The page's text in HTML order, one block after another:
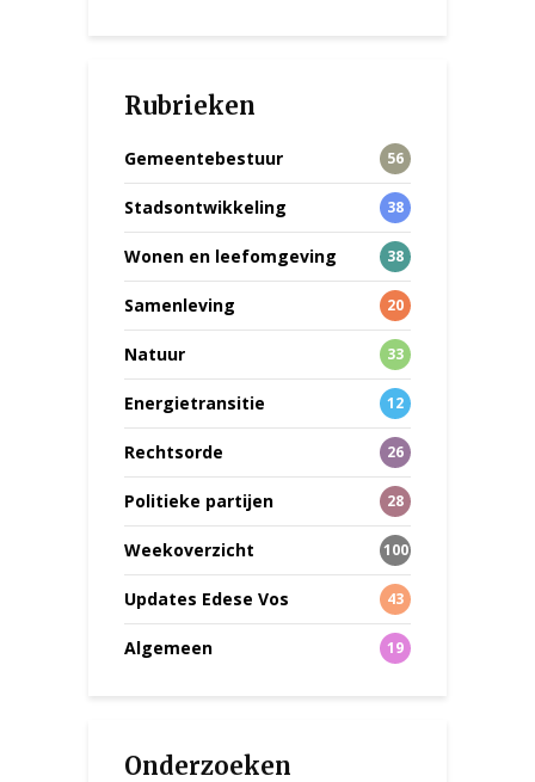
Rubrieken
Gemeentebestuur 56
Stadsontwikkeling 38
Wonen en leefomgeving 38
Samenleving 20
Natuur 33
Energietransitie 12
Rechtsorde 26
Politieke partijen 28
Weekoverzicht 100
Updates Edese Vos 43
Algemeen 19
Onderzoeken